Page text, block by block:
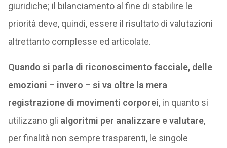
giuridiche; il bilanciamento al fine di stabilire le
priorità deve, quindi, essere il risultato di valutazioni
altrettanto complesse ed articolate.
Quando si parla di riconoscimento facciale, delle
emozioni – invero – si va oltre la mera
registrazione di movimenti corporei, in quanto si
utilizzano gli algoritmi per analizzare e valutare,
per finalità non sempre trasparenti, le singole